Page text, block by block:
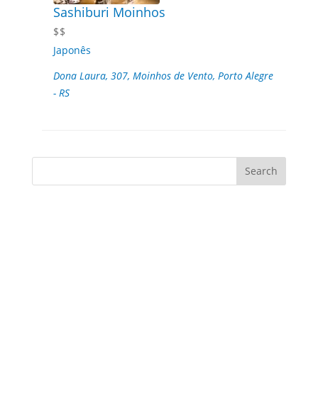
Sashiburi Moinhos
$$
Japonês
Dona Laura, 307, Moinhos de Vento, Porto Alegre
- RS